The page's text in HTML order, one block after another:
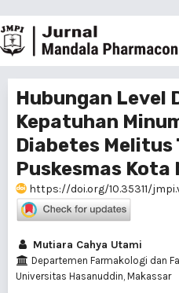
Hubungan Level
Kepatuhan
Diabetes Melitus
Puskesmas Kota
https://doi.org/10.35311/
Mutiara Cahya Utami
Departemen Farmakologi dan
Universitas Hasanuddin, Makassar